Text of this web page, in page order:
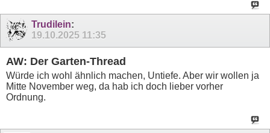
Trudilein:
19.10.2025 11:35
AW: Der Garten-Thread
Würde ich wohl ähnlich machen, Untiefe. Aber wir wollen ja
Mitte November weg, da hab ich doch lieber vorher
Ordnung.